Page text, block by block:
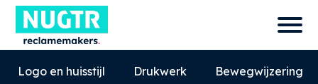
Logo en huisstijl Drukwerk Bewegwijzering